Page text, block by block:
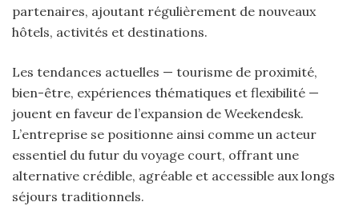
partenaires, ajoutant régulièrement de nouveaux
hôtels, activités et destinations.
Les tendances actuelles — tourisme de proximité,
bien-être, expériences thématiques et flexibilité —
jouent en faveur de l’expansion de Weekendesk.
L’entreprise se positionne ainsi comme un acteur
essentiel du futur du voyage court, offrant une
alternative crédible, agréable et accessible aux longs
séjours traditionnels.